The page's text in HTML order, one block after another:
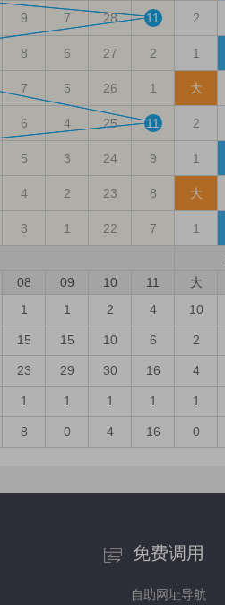
9 7 28 11 2
8 6 27 2 1
7 5 26 1 大
6 4 25 11 2
5 3 24 9 1
4 2 23 8 大
3 1 22 7 1
08 09 10 11 大
1 1 2 4 10
15 15 10 6 2
23 29 30 16 4
1 1 1 1 1
8 0 4 16 0
免费调用
自助网址导航